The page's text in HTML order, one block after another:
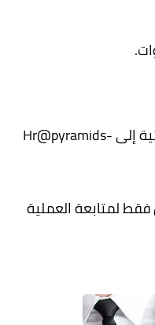
إذا كنت تعتقد أن لديك المهارات والخبرة المناسبة لهذا الدور، يرجى إرسال سيرتك الذاتية إلى Hr@pyramids-
لمتابعة العملية